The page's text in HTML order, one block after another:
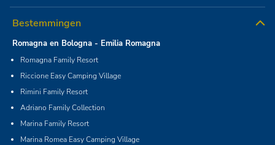
Bestemmingen
Romagna en Bologna - Emilia Romagna
Romagna Family Resort
Riccione Easy Camping Village
Rimini Family Resort
Adriano Family Collection
Marina Family Resort
Marina Romea Easy Camping Village